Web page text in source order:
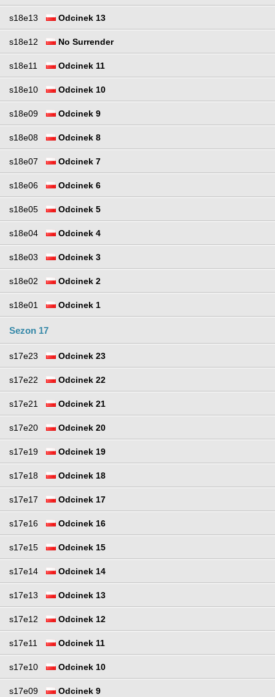
s18e13 Odcinek 13
s18e12 No Surrender
s18e11 Odcinek 11
s18e10 Odcinek 10
s18e09 Odcinek 9
s18e08 Odcinek 8
s18e07 Odcinek 7
s18e06 Odcinek 6
s18e05 Odcinek 5
s18e04 Odcinek 4
s18e03 Odcinek 3
s18e02 Odcinek 2
s18e01 Odcinek 1
Sezon 17
s17e23 Odcinek 23
s17e22 Odcinek 22
s17e21 Odcinek 21
s17e20 Odcinek 20
s17e19 Odcinek 19
s17e18 Odcinek 18
s17e17 Odcinek 17
s17e16 Odcinek 16
s17e15 Odcinek 15
s17e14 Odcinek 14
s17e13 Odcinek 13
s17e12 Odcinek 12
s17e11 Odcinek 11
s17e10 Odcinek 10
s17e09 Odcinek 9